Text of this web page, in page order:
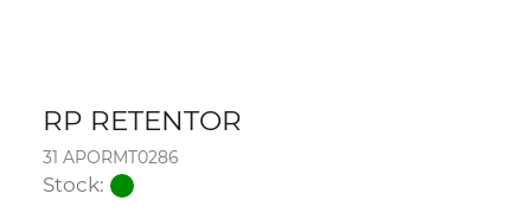
RP RETENTOR
31 APORMT0286
Stock: